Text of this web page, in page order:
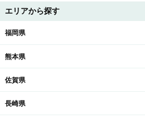
エリアから探す
福岡県
熊本県
佐賀県
長崎県